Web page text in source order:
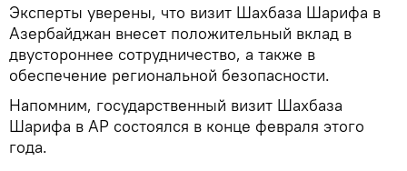
Эксперты уверены, что визит Шахбаза Шарифа в
Азербайджан внесет положительный вклад в
двустороннее сотрудничество, а также в
обеспечение региональной безопасности.
Напомним, государственный визит Шахбаза
Шарифа в АР состоялся в конце февраля этого
года.